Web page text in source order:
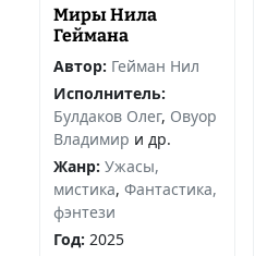
Миры Нила
Геймана
Автор: Гейман Нил
Исполнитель:
Булдаков Олег, Овуор
Владимир и др.
Жанр: Ужасы,
мистика, Фантастика,
фэнтези
Год: 2025